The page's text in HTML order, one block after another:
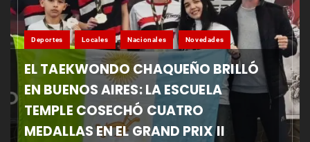
Deportes Locales Nacionales Novedades
EL TAEKWONDO CHAQUEÑO BRILLÓ
EN BUENOS AIRES: LA ESCUELA
TEMPLE COSECHÓ CUATRO
MEDALLAS EN EL GRAND PRIX II